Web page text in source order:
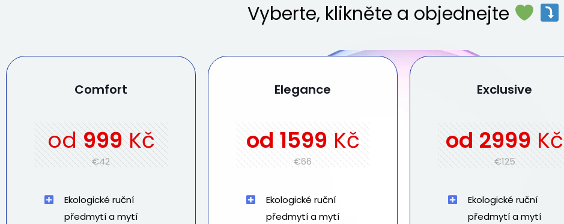
Vyberte, klikněte a objednejte
Comfort
od999Kč
€42
Ekologické ruční
předmytí a mytí
Elegance
od1599Kč
€66
Ekologické ruční
předmytí a mytí
Exclusive
od2999Kč
€125
Ekologické ruční
předmytí a mytí